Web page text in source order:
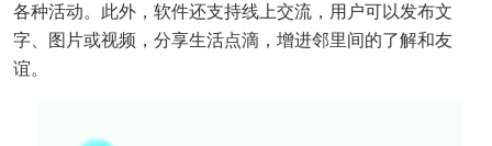
各种活动。此外，软件还支持线上交流，用户可以发布文
字、图片或视频，分享生活点滴，增进邻里间的了解和友
谊。